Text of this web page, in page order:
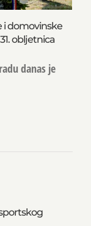
i domovinske
obljetnica
danas je